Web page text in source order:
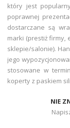
który jest
poprawnej
dostarczane są
marki (prestiż firmy,
sklepie/salonie).
jego
stosowane w
koperty z paskiem
NIE